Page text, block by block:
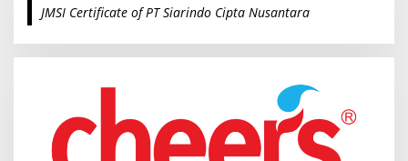
o
JMSI Certificate of PT Siarindo Cipta Nusantara